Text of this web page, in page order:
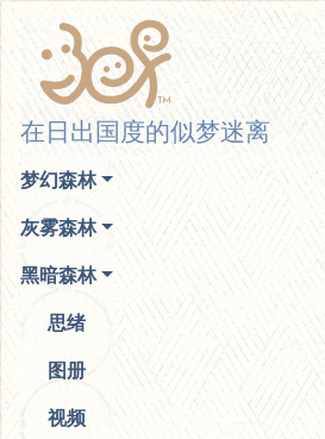
你无法看到我
在日出国度的似梦迷离
梦幻森林
灰雾森林
黑暗森林
思绪
图册
视频